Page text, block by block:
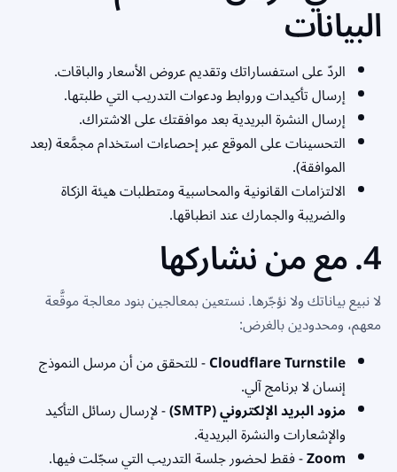
البيانات
الردّ على استفساراتك وتقديم عروض الأسعار والباقات.
إرسال تأكيدات وروابط ودعوات التدريب التي طلبتها.
إرسال النشرة البريدية بعد موافقتك على الاشتراك.
التحسينات على الموقع عبر إحصاءات استخدام مجمَّعة (بعد
الموافقة).
الالتزامات القانونية والمحاسبية ومتطلبات هيئة الزكاة
والضريبة والجمارك عند انطباقها.
4. مع من نشاركها
لا نبيع بياناتك ولا نؤجّرها. نستعين بمعالجين بنود معالجة موقَّعة
معهم، ومحدودين بالغرض:
Cloudflare Turnstile- للتحقق من أن مرسل النموذج
إنسان لا برنامج آلي.
مزود البريد الإلكتروني (SMTP)
- لإرسال رسائل التأكيد
والإشعارات والنشرة البريدية.
Zoom- فقط لحضور جلسة التدريب التي سجّلت فيها.